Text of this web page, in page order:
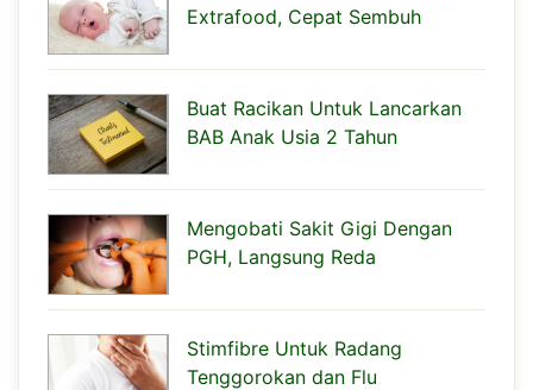
Extrafood, Cepat Sembuh
Buat Racikan Untuk Lancarkan
BAB Anak Usia 2 Tahun
Mengobati Sakit Gigi Dengan
PGH, Langsung Reda
Stimfibre Untuk Radang
Tenggorokan dan Flu